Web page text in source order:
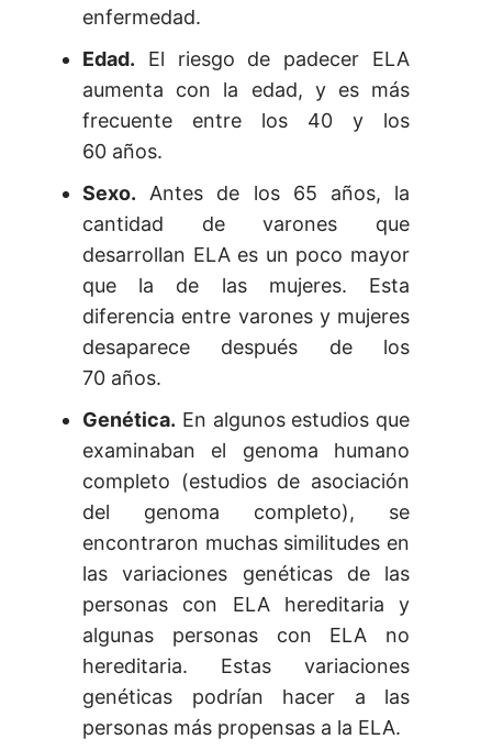
enfermedad.
Edad. El riesgo de padecer ELA
aumenta con la edad, y es más
frecuente entre los 40 y los
60 años.
Sexo. Antes de los 65 años, la
cantidad de varones que
desarrollan ELA es un poco mayor
que la de las mujeres. Esta
diferencia entre varones y mujeres
desaparece después de los
70 años.
Genética. En algunos estudios que
examinaban el genoma humano
completo (estudios de asociación
del genoma completo), se
encontraron muchas similitudes en
las variaciones genéticas de las
personas con ELA hereditaria y
algunas personas con ELA no
hereditaria. Estas variaciones
genéticas podrían hacer a las
personas más propensas a la ELA.